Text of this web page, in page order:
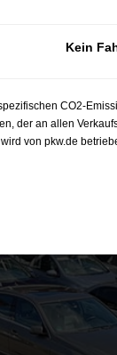
Kein
CO2-
der an allen
von pkw.de